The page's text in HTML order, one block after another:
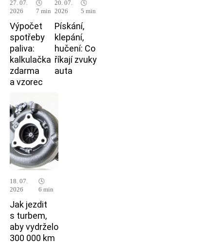
27. 07.
2026
🕓
7 min
Výpočet
spotřeby
paliva:
kalkulačka
zdarma
a vzorec
20. 07.
2026
🕓
5 min
Pískání,
klepání,
hučení: Co
říkají zvuky
auta
18. 07.
2026
🕓
6 min
Jak jezdit
s turbem,
aby vydrželo
300 000 km